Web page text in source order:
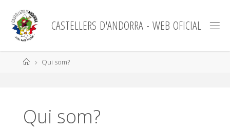
content
CASTELLERS D'ANDORRA - WEB OFICIAL
HomeQui som?
Qui som?